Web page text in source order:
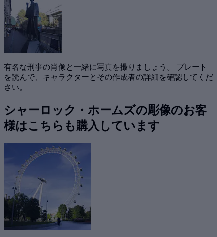
有名な刑事の肖像と一緒に写真を撮りましょう。 プレート
を読んで、キャラクターとその作成者の詳細を確認してくだ
さい。
シャーロック・ホームズの彫像のお客
様はこちらも購入しています